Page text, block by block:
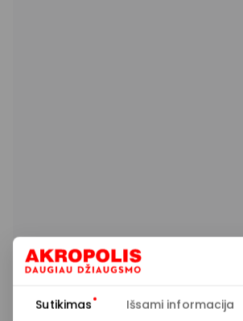
Sutikimas Išsami informacija